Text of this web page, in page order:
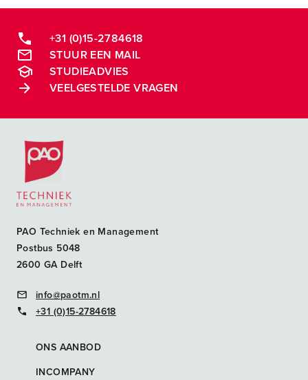
+31 (0)15-2784618
STUUR EEN MAIL
STUDIEADVIES
VEELGESTELDE VRAGEN
Postacademische cursussen, leergangen en opleidingen
PAO Techniek en Management
Postbus 5048
2600 GA Delft
info@paotm.nl
+31 (0)15-2784618
ONS AANBOD
INCOMPANY